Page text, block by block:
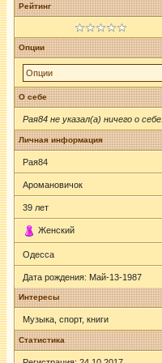
Рейтинг
Опции
Опции
О себе
Рая84 не указал(а) ничего о себе.
Личная информация
Рая84
Аромановичок
39 лет
Женский
Одесса
Дата рождения: Май-13-1987
Интересы
Музыка, спорт, книги
Статистика